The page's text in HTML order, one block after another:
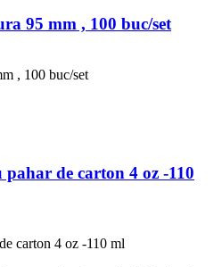
95 mm , 100 buc/set
, 100 buc/set
de carton 4 oz -110
carton 4 oz -110 ml